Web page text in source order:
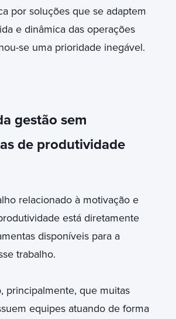
por soluções que se adaptem
e dinâmica das operações
se uma prioridade inegável.
gestão sem
de produtividade
relacionado à motivação e
está diretamente
disponíveis para a
trabalho.
principalmente, que muitas
equipes atuando de forma